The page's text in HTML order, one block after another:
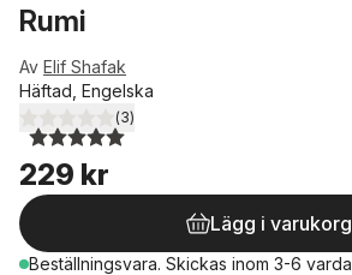
Rumi
Av Elif Shafak
Häftad, Engelska
5,0utav 5 stjärnor. Totalt antal röster:
(3)
229 kr
Lägg i varukorg
Beställningsvara. Skickas inom 3-6